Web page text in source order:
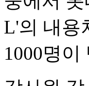
L'의 내용
1000명